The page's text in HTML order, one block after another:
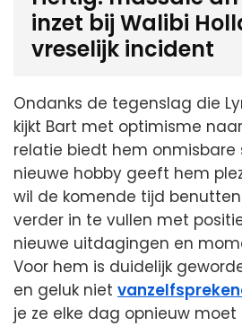
inzet bij Walibi
vreselijk incident
Ondanks de tegenslag die
kijkt Bart met optimisme
relatie biedt hem onmisbare
nieuwe hobby geeft hem
wil de komende tijd
verder in te vullen met
nieuwe uitdagingen en
Voor hem is duidelijk
en geluk niet
je ze elke dag opnieuw moet